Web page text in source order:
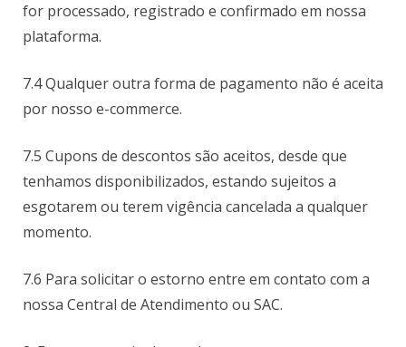
for processado, registrado e confirmado em nossa
plataforma.
7.4 Qualquer outra forma de pagamento não é aceita
por nosso e-commerce.
7.5 Cupons de descontos são aceitos, desde que
tenhamos disponibilizados, estando sujeitos a
esgotarem ou terem vigência cancelada a qualquer
momento.
7.6 Para solicitar o estorno entre em contato com a
nossa Central de Atendimento ou SAC.